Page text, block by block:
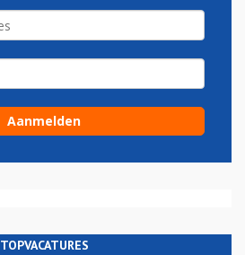
TOPVACATURES